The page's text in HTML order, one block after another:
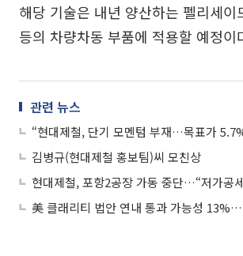
해당 기술은 내년 양산하는 펠리세이
등의 차량차동 부품에 적용할 예정이
관련 뉴스
“현대제철, 단기 모멘텀 부재…목표가
김병규(현대제철 홍보팀)씨 모친상